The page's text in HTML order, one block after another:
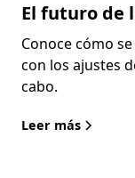
El futuro de
Conoce cómo
con los ajustes
cabo.
Leer más